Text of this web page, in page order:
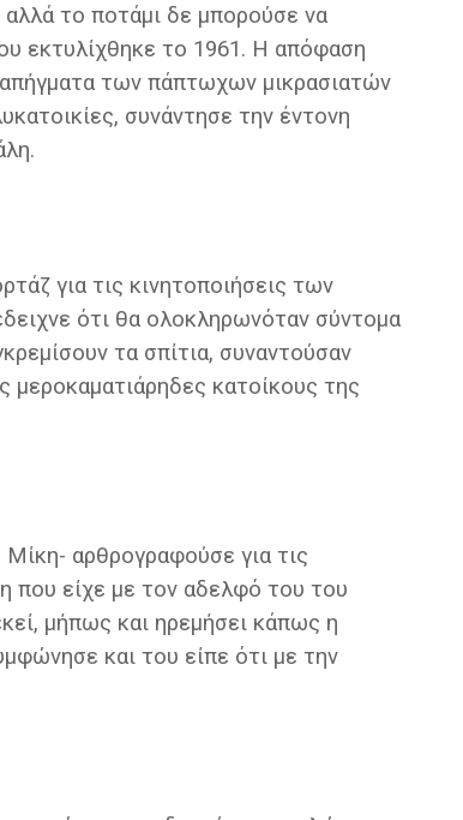
το ποτάμι δε μπορούσε να
εκτυλίχθηκε το 1961. Η απόφαση
των πάπτωχων μικρασιατών
συνάντησε την έντονη
για τις κινητοποιήσεις των
ότι θα ολοκληρωνόταν σύντομα
τα σπίτια, συναντούσαν
κατοίκους της
αρθρογραφούσε για τις
που είχε με τον αδελφό του του
μήπως και ηρεμήσει κάπως η
και του είπε ότι με την